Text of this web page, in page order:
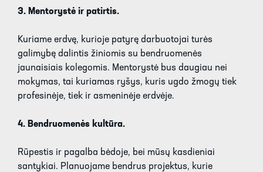
3. Mentorystė ir patirtis.
Kuriame erdvę, kurioje patyrę darbuotojai turės
galimybę dalintis žiniomis su bendruomenės
jaunaisiais kolegomis. Mentorystė bus daugiau nei
mokymas, tai kuriamas ryšys, kuris ugdo žmogų tiek
profesinėje, tiek ir asmeninėje erdvėje.
4. Bendruomenės kultūra.
Rūpestis ir pagalba bėdoje, bei mūsų kasdieniai
santykiai. Planuojame bendrus projektus, kurie